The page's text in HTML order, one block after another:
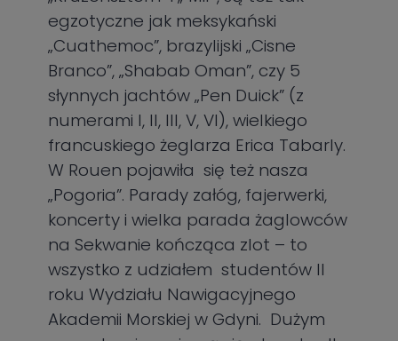
egzotyczne jak meksykański
„Cuathemoc”, brazylijski „Cisne
Branco”, „Shabab Oman”, czy 5
słynnych jachtów „Pen Duick” (z
numerami I, II, III, V, VI), wielkiego
francuskiego żeglarza Erica Tabarly.
W Rouen pojawiła się też nasza
„Pogoria”. Parady załóg, fajerwerki,
koncerty i wielka parada żaglowców
na Sekwanie kończąca zlot – to
wszystko z udziałem studentów II
roku Wydziału Nawigacyjnego
Akademii Morskiej w Gdyni. Dużym